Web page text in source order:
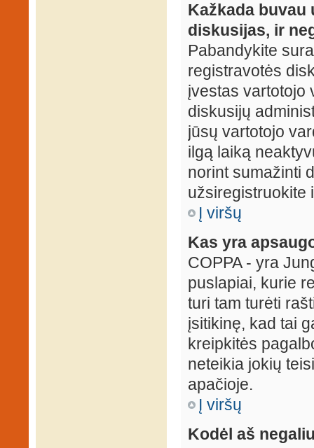
Kažkada buvau
diskusijas, ir
Pabandykite
registravotės
įvestas vartotojo
diskusijų
jūsų vartotojo
ilgą laiką
norint sumažinti
užsiregistruokite
Į viršų
Kas yra
COPPA - yra
puslapiai, kurie
turi tam turėti
įsitikinę, kad tai
kreipkitės
neteikia jokių
apačioje.
Į viršų
Kodėl aš